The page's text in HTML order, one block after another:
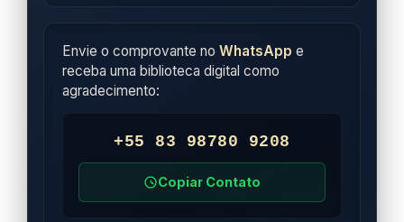
Envie o comprovante noWhatsApp e
receba uma biblioteca digital como
agradecimento:
+55 83 98780 9208
Copiar Contato